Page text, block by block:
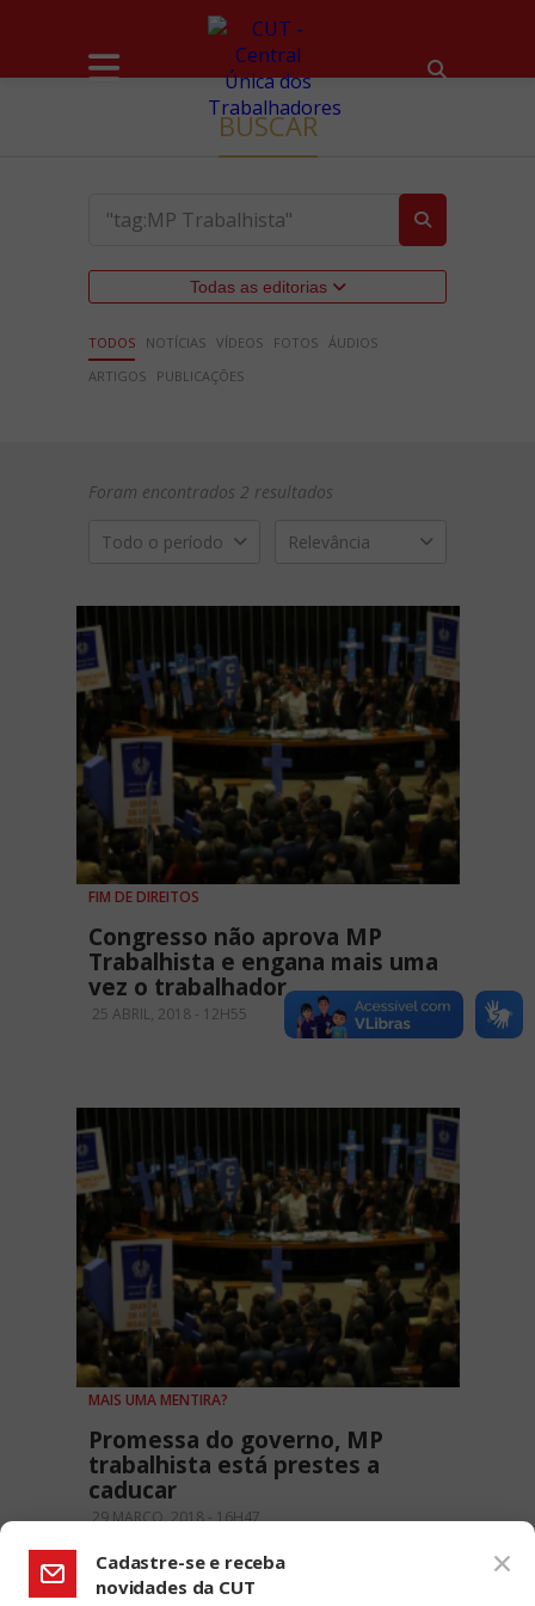
BUSCAR
Todas as editorias
TODOS NOTÍCIAS VÍDEOS FOTOS ÁUDIOS
ARTIGOS
PUBLICAÇÕES
Foram encontrados 2 resultados
Todo o período Relevância
FIM DE DIREITOS
Congresso não aprova MP
Trabalhista e engana mais uma
vez o trabalhador
25 ABRIL, 2018 - 12H55
MAIS UMA MENTIRA?
Promessa do governo, MP
trabalhista está prestes a
caducar
29 MARÇO, 2018 - 16H47
Cadastre-se e receba
novidades da CUT